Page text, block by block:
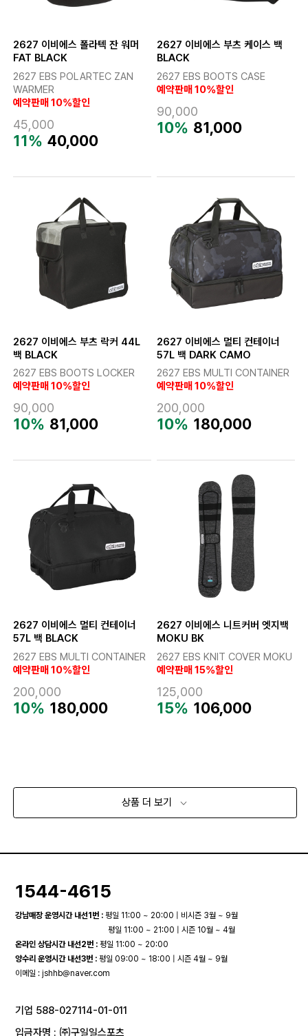
2627 이비에스 폴라텍 잔 워머
FAT BLACK
2627 EBS POLARTEC ZAN
WARMER
예약판매 10%할인
45,000
11% 40,000
2627 이비에스 부츠 케이스 백
BLACK
2627 EBS BOOTS CASE
예약판매 10%할인
90,000
10% 81,000
2627 이비에스 부츠 락커 44L
백 BLACK
2627 EBS BOOTS LOCKER
예약판매 10%할인
90,000
10% 81,000
2627 이비에스 멀티 컨테이너
57L 백 DARK CAMO
2627 EBS MULTI CONTAINER
예약판매 10%할인
200,000
10% 180,000
2627 이비에스 멀티 컨테이너
57L 백 BLACK
2627 EBS MULTI CONTAINER
예약판매 10%할인
200,000
10% 180,000
2627 이비에스 니트커버 엣지백
MOKU BK
2627 EBS KNIT COVER MOKU
예약판매 15%할인
125,000
15% 106,000
상품 더 보기
1544-4615
강남매장 운영시간 내선1번 : 평일 11:00 ~ 20:00 | 비시즌 3월 ~ 9월
평일 11:00 ~ 21:00 | 시즌 10월 ~ 4월
온라인 상담시간 내선2번 : 평일 11:00 ~ 20:00
양수리 운영시간 내선3번 : 평일 09:00 ~ 18:00 | 시즌 4월 ~ 9월
이메일 :jshhb@naver.com
기업 588-027114-01-011
입금자명 : ㈜구일일스포츠